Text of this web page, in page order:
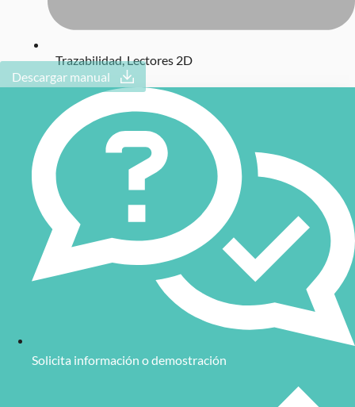
Trazabilidad,Lectores 2D
Descargar manual
Solicita información o demostración